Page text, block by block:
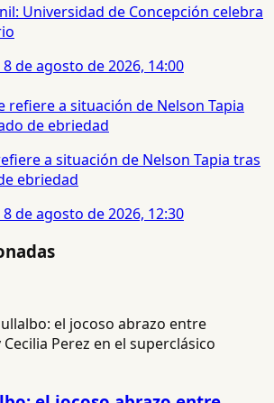
Universidad de Concepción celebra
8 de agosto de 2026, 14:00
a situación de Nelson Tapia tras
ebriedad
8 de agosto de 2026, 12:30